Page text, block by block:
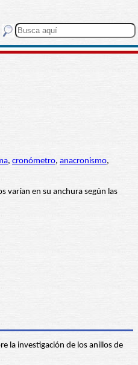
, cronómetro, anacronismo,
varían en su anchura según las
la investigación de los anillos de